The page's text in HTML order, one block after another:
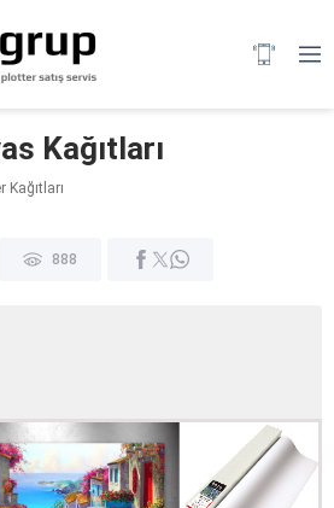
Kağıtları
Kağıtları
888